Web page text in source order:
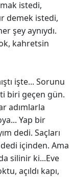
istedi,
demek istedi,
şey aynıydı.
kahretsin
işte... Sorunu
biri geçen gün.
adımlarla
Yap bir
dedi. Saçları
içinden. Ama
silinir ki...Eve
açıldı kapı,